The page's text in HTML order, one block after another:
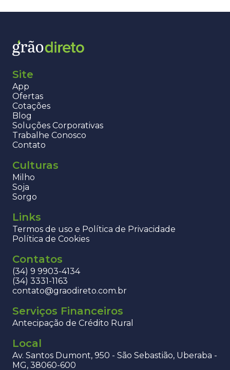
Site
App
Ofertas
Cotações
Blog
Soluções Corporativas
Trabalhe Conosco
Contato
Culturas
Milho
Soja
Sorgo
Links
Termos de uso e Política de Privacidade
Política de Cookies
Contatos
(34) 9 9903-4134
(34) 3331-1163
contato@graodireto.com.br
Serviços Financeiros
Antecipação de Crédito Rural
Local
Av. Santos Dumont, 950 - São Sebastião, Uberaba -
MG, 38060-600